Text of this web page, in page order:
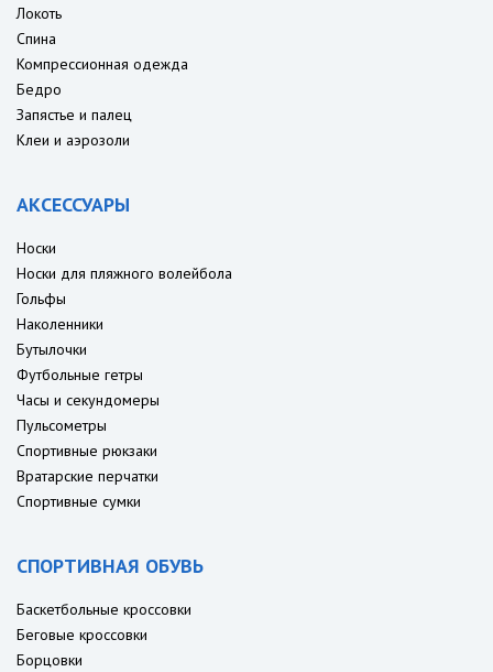
Локоть
Спина
Компрессионная одежда
Бедро
Запястье и палец
Клеи и аэрозоли
АКСЕССУАРЫ
Носки
Носки для пляжного волейбола
Гольфы
Наколенники
Бутылочки
Футбольные гетры
Часы и секундомеры
Пульсометры
Спортивные рюкзаки
Вратарские перчатки
Спортивные сумки
СПОРТИВНАЯ ОБУВЬ
Баскетбольные кроссовки
Беговые кроссовки
Борцовки